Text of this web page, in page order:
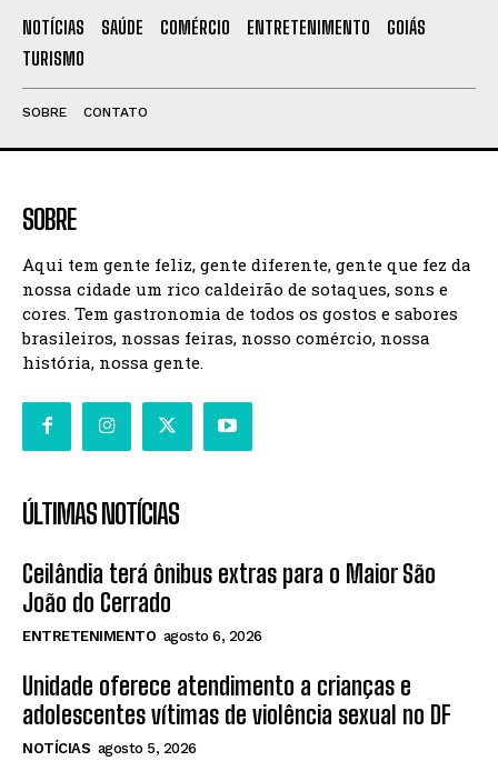
NOTÍCIAS SAÚDE COMÉRCIO ENTRETENIMENTO
GOIÁS
TURISMO
SOBRE CONTATO
SOBRE
Aqui tem gente feliz, gente diferente, gente que fez da
nossa cidade um rico caldeirão de sotaques, sons e
cores. Tem gastronomia de todos os gostos e sabores
brasileiros, nossas feiras, nosso comércio, nossa
história, nossa gente.
ÚLTIMAS NOTÍCIAS
Ceilândia terá ônibus extras para o Maior São
João do Cerrado
ENTRETENIMENTO agosto 6, 2026
Unidade oferece atendimento a crianças e
adolescentes vítimas de violência sexual no DF
NOTÍCIAS agosto 5, 2026